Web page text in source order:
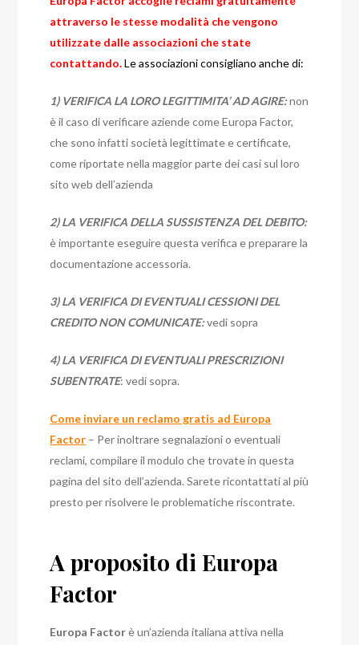
attraverso le stesse modalità che vengono
utilizzate dalle associazioni che state
contattando.Le associazioni consigliano anche di:
1) VERIFICA LA LORO LEGITTIMITA’ AD AGIRE:non
è il caso di verificare aziende come Europa Factor,
che sono infatti società legittimate e certificate,
come riportate nella maggior parte dei casi sul loro
sito web dell’azienda
2) LA VERIFICA DELLA SUSSISTENZA DEL DEBITO:
è importante eseguire questa verifica e preparare la
documentazione accessoria.
3) LA VERIFICA DI EVENTUALI CESSIONI DEL
CREDITO NON COMUNICATE:vedi sopra
4) LA VERIFICA DI EVENTUALI PRESCRIZIONI
SUBENTRATE: vedi sopra.
Come inviare un reclamo gratis ad Europa
Factor – Per inoltrare segnalazioni o eventuali
reclami, compilare il modulo che trovate in questa
pagina del sito dell’azienda. Sarete ricontattati al più
presto per risolvere le problematiche riscontrate.
A proposito di Europa
Factor
Europa Factorè un’azienda italiana attiva nella